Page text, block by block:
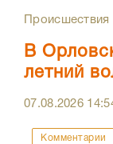
Происшествия
В
летний
07.08.2026
Комментарии